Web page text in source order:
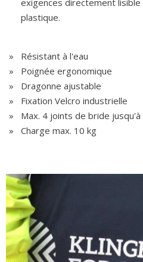
exigences directement
plastique.
Résistant à l'eau
Poignée ergonomique
Dragonne ajustable
Fixation Velcro industrielle
Max. 4 joints de bride
Charge max. 10 kg